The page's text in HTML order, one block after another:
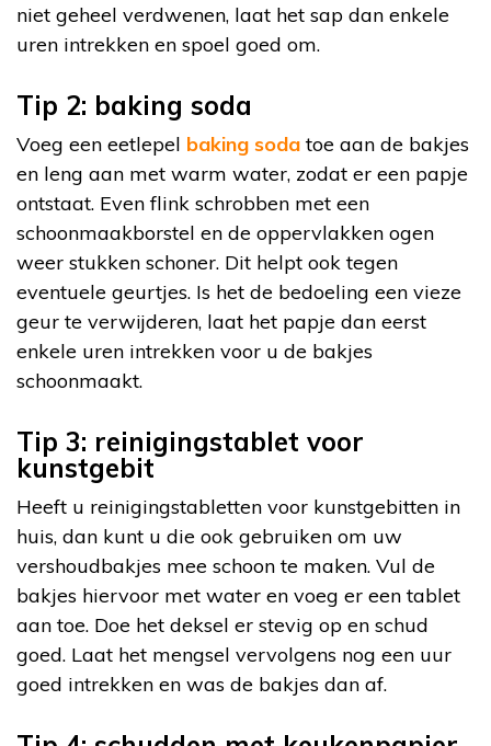
niet geheel verdwenen, laat het sap dan enkele
uren intrekken en spoel goed om.
Tip 2: baking soda
Voeg een eetlepel baking sodatoe aan de bakjes
en leng aan met warm water, zodat er een papje
ontstaat. Even flink schrobben met een
schoonmaakborstel en de oppervlakken ogen
weer stukken schoner. Dit helpt ook tegen
eventuele geurtjes. Is het de bedoeling een vieze
geur te verwijderen, laat het papje dan eerst
enkele uren intrekken voor u de bakjes
schoonmaakt.
Tip 3: reinigingstablet voor
kunstgebit
Heeft u reinigingstabletten voor kunstgebitten in
huis, dan kunt u die ook gebruiken om uw
vershoudbakjes mee schoon te maken. Vul de
bakjes hiervoor met water en voeg er een tablet
aan toe. Doe het deksel er stevig op en schud
goed. Laat het mengsel vervolgens nog een uur
goed intrekken en was de bakjes dan af.